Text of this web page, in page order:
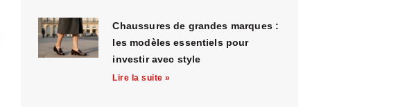
Chaussures de grandes marques :
les modèles essentiels pour
investir avec style
Lire la suite »